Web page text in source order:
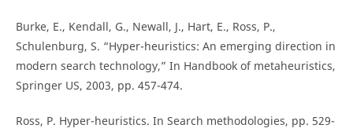
Burke, E., Kendall, G., Newall, J., Hart, E., Ross, P.,
Schulenburg, S. “Hyper-heuristics: An emerging direction in
modern search technology,” In Handbook of metaheuristics,
Springer US, 2003, pp. 457-474.
Ross, P. Hyper-heuristics. In Search methodologies, pp. 529-